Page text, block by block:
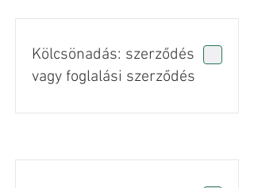
Kölcsönadás: szerződés
vagy foglalási szerződés